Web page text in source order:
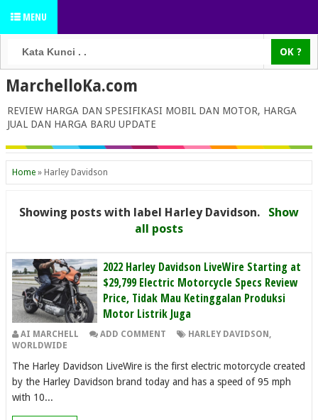
MENU
MarchelloKa.com
REVIEW HARGA DAN SPESIFIKASI MOBIL DAN MOTOR, HARGA
JUAL DAN HARGA BARU UPDATE
Home » Harley Davidson
Showing posts with label Harley Davidson.
Show
all posts
2022 Harley Davidson LiveWire Starting at
$29,799 Electric Motorcycle Specs Review
Price, Tidak Mau Ketinggalan Produksi
Motor Listrik Juga
AI MARCHELL ADD COMMENT HARLEY DAVIDSON ,
WORLDWIDE
The Harley Davidson LiveWire is the first electric motorcycle created
by the Harley Davidson brand today and has a speed of 95 mph
with 10...